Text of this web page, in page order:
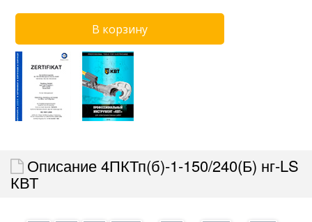
Описание 4ПКТп(б)-1-150/240(Б) нг-LS
КВТ